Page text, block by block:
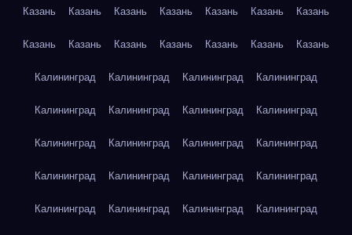
Казань Казань Казань Казань Казань Казань Казань
Казань Казань Казань Казань Казань Казань Казань
Калининград Калининград Калининград Калининград
Калининград Калининград Калининград Калининград
Калининград Калининград Калининград Калининград
Калининград Калининград Калининград Калининград
Калининград Калининград Калининград Калининград